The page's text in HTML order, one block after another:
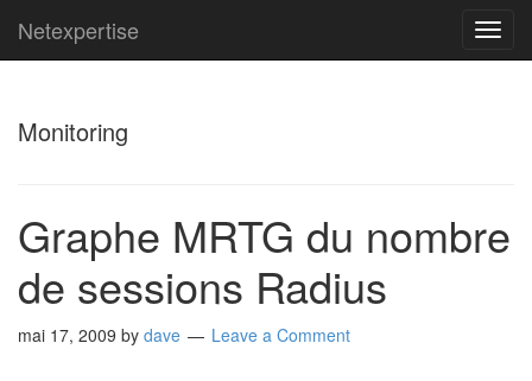
Netexpertise
Monitoring
Graphe MRTG du nombre
de sessions Radius
mai 17, 2009 by dave Leave a Comment